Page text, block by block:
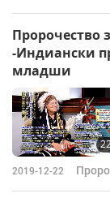
Пророчество
-Индиански
младши
2019-12-22